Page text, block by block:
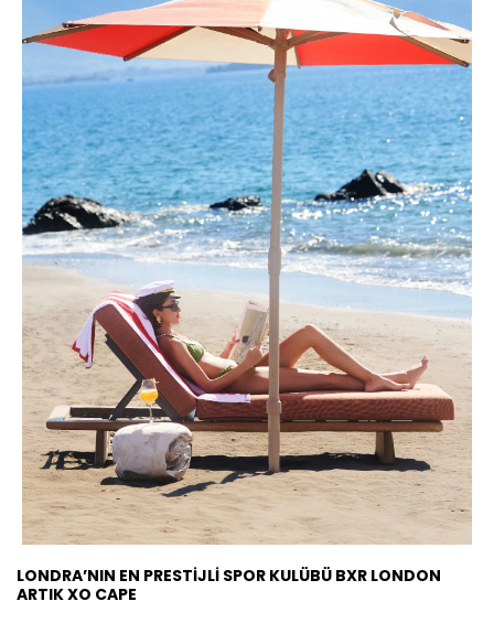
LONDRA’NIN EN PRESTİJLİ SPOR KULÜBÜ BXR LONDON
ARTIK XO CAPE